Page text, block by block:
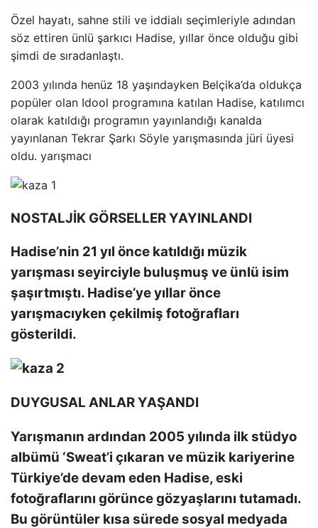
Özel hayatı, sahne stili ve iddialı seçimleriyle adından
söz ettiren ünlü şarkıcı Hadise, yıllar önce olduğu gibi
şimdi de sıradanlaştı.
2003 yılında henüz 18 yaşındayken Belçika’da oldukça
popüler olan Idool programına katılan Hadise, katılımcı
olarak katıldığı programın yayınlandığı kanalda
yayınlanan Tekrar Şarkı Söyle yarışmasında jüri üyesi
oldu. yarışmacı
NOSTALJİK GÖRSELLER YAYINLANDI
Hadise’nin 21 yıl önce katıldığı müzik
yarışması seyirciyle buluşmuş ve ünlü isim
şaşırtmıştı. Hadise’ye yıllar önce
yarışmacıyken çekilmiş fotoğrafları
gösterildi.
DUYGUSAL ANLAR YAŞANDI
Yarışmanın ardından 2005 yılında ilk stüdyo
albümü ‘Sweat’i çıkaran ve müzik kariyerine
Türkiye’de devam eden Hadise, eski
fotoğraflarını görünce gözyaşlarını tutamadı.
Bu görüntüler kısa sürede sosyal medyada